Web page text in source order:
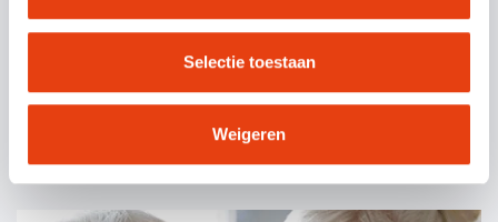
Selectie toestaan
Weigeren
Workshop Autisme Beleving Circuit